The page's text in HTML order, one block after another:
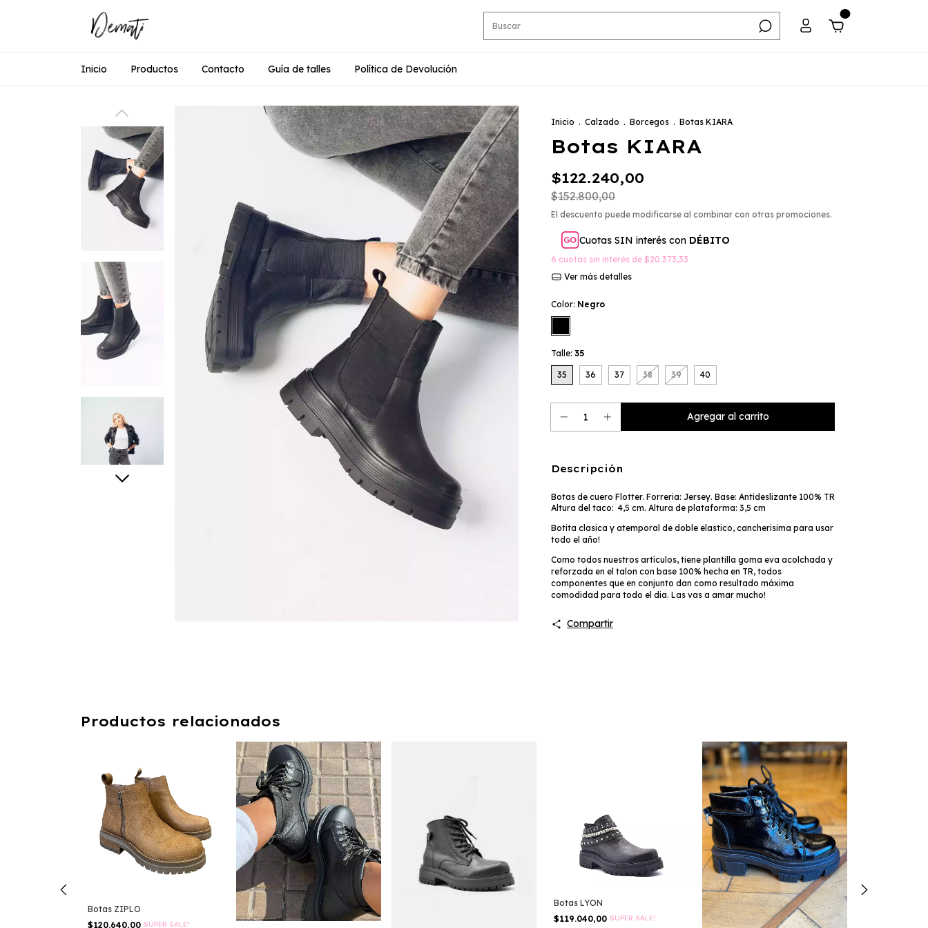
Inicio Productos Contacto Guía de talles Política de Devolución
Inicio . Calzado . Borcegos . Botas KIARA
Botas KIARA
$122.240,00
$152.800,00
El descuento puede modificarse al combinar con otras promociones.
Cuotas SIN interés con DÉBITO
6 cuotas sin interés de $20.373,33
Ver más detalles
Color: Negro
Talle: 35
35 36 37 38 39 40
Descripción
Botas de cuero Flotter. Forreria: Jersey. Base: Antideslizante 100% TR
Altura del taco: 4,5 cm. Altura de plataforma: 3,5 cm
Botita clasica y atemporal de doble elastico, cancherisima para usar
todo el año!
Como todos nuestros artículos, tiene plantilla goma eva acolchada y
reforzada en el talon con base 100% hecha en TR, todos
componentes que en conjunto dan como resultado máxima
comodidad para todo el dia. Las vas a amar mucho!
Compartir
Productos relacionados
Botas ZIPLO
$120.640,00 SUPER SALE!
Botas LYON
$119.040,00 SUPER SALE!